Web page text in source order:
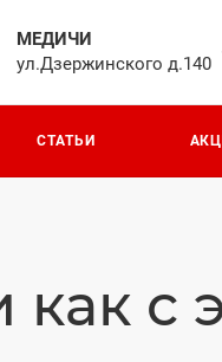
МЕДИЧИ
ул.Дзержинского д.140
СТАТЬИ
с